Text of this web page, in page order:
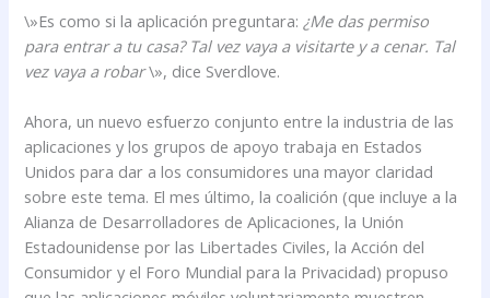
\»Es como si la aplicación preguntara: ¿Me das permiso
para entrar a tu casa? Tal vez vaya a visitarte y a cenar. Tal
vez vaya a robar\», dice Sverdlove.
Ahora, un nuevo esfuerzo conjunto entre la industria de las
aplicaciones y los grupos de apoyo trabaja en Estados
Unidos para dar a los consumidores una mayor claridad
sobre este tema. El mes último, la coalición (que incluye a la
Alianza de Desarrolladores de Aplicaciones, la Unión
Estadounidense por las Libertades Civiles, la Acción del
Consumidor y el Foro Mundial para la Privacidad) propuso